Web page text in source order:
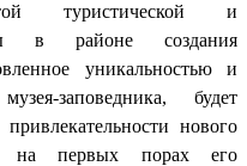
туристической и
в районе создания
уникальностью и
заповедника, будет
нового
на первых порах его